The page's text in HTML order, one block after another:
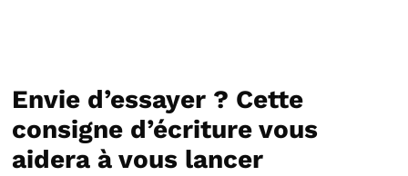
Envie d’essayer ? Cette
consigne d’écriture vous
aidera à vous lancer